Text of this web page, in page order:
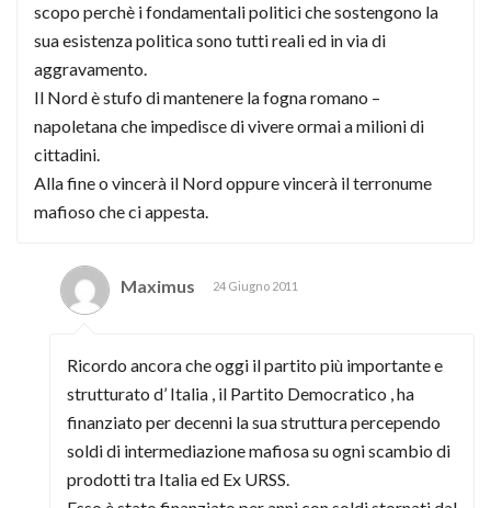
scopo perchè i fondamentali politici che sostengono la
sua esistenza politica sono tutti reali ed in via di
aggravamento.
Il Nord è stufo di mantenere la fogna romano –
napoletana che impedisce di vivere ormai a milioni di
cittadini.
Alla fine o vincerà il Nord oppure vincerà il terronume
mafioso che ci appesta.
Maximus 24 Giugno 2011
Ricordo ancora che oggi il partito più importante e
strutturato d’ Italia , il Partito Democratico , ha
finanziato per decenni la sua struttura percependo
soldi di intermediazione mafiosa su ogni scambio di
prodotti tra Italia ed Ex URSS.